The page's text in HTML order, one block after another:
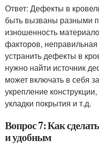
Ответ: Дефекты в
быть вызваны разными
изношенность
факторов,
устранить дефекты в
нужно найти источник
может включать в себя
укрепление
укладки покрытия и т.д.
Вопрос 7: Как
и удобным